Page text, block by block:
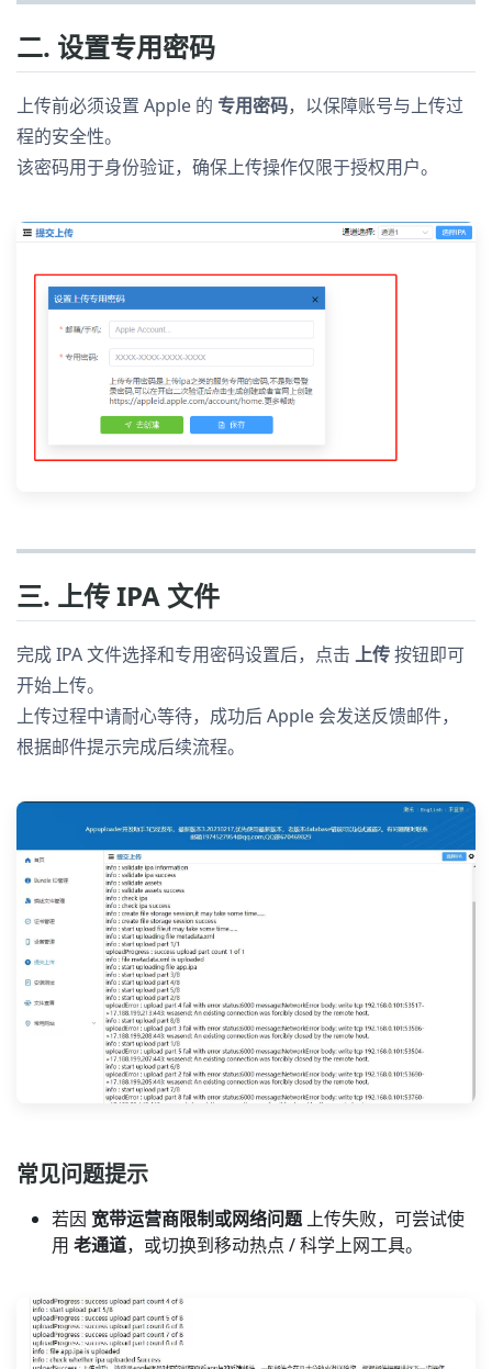
二. 设置专用密码
上传前必须设置 Apple 的 专用密码，以保障账号与上传过
程的安全性。
该密码用于身份验证，确保上传操作仅限于授权用户。
三. 上传 IPA 文件
完成 IPA 文件选择和专用密码设置后，点击 上传按钮即可
开始上传。
上传过程中请耐心等待，成功后 Apple 会发送反馈邮件，
根据邮件提示完成后续流程。
常见问题提示
若因 宽带运营商限制或网络问题上传失败，可尝试使
用 老通道，或切换到移动热点 / 科学上网工具。